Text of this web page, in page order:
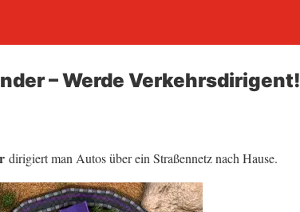
– Werde Verkehrsdirigent!
dirigiert man Autos über ein Straßennetz nach Hause.